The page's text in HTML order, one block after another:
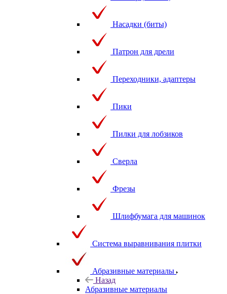
Насадки (биты)
Патрон для дрели
Переходники, адаптеры
Пики
Пилки для лобзиков
Сверла
Фрезы
Шлифбумага для машинок
Система выравнивания плитки
Абразивные материалы
Назад
Абразивные материалы